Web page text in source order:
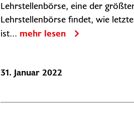
31. Januar 2022
Lehrstellenbörse, eine der
Lehrstellenbörse findet, wie
ist... mehr lesen